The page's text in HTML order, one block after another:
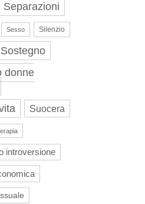
Separazioni
Sesso Silenzio
Sostegno
donne
Suocera
introversione